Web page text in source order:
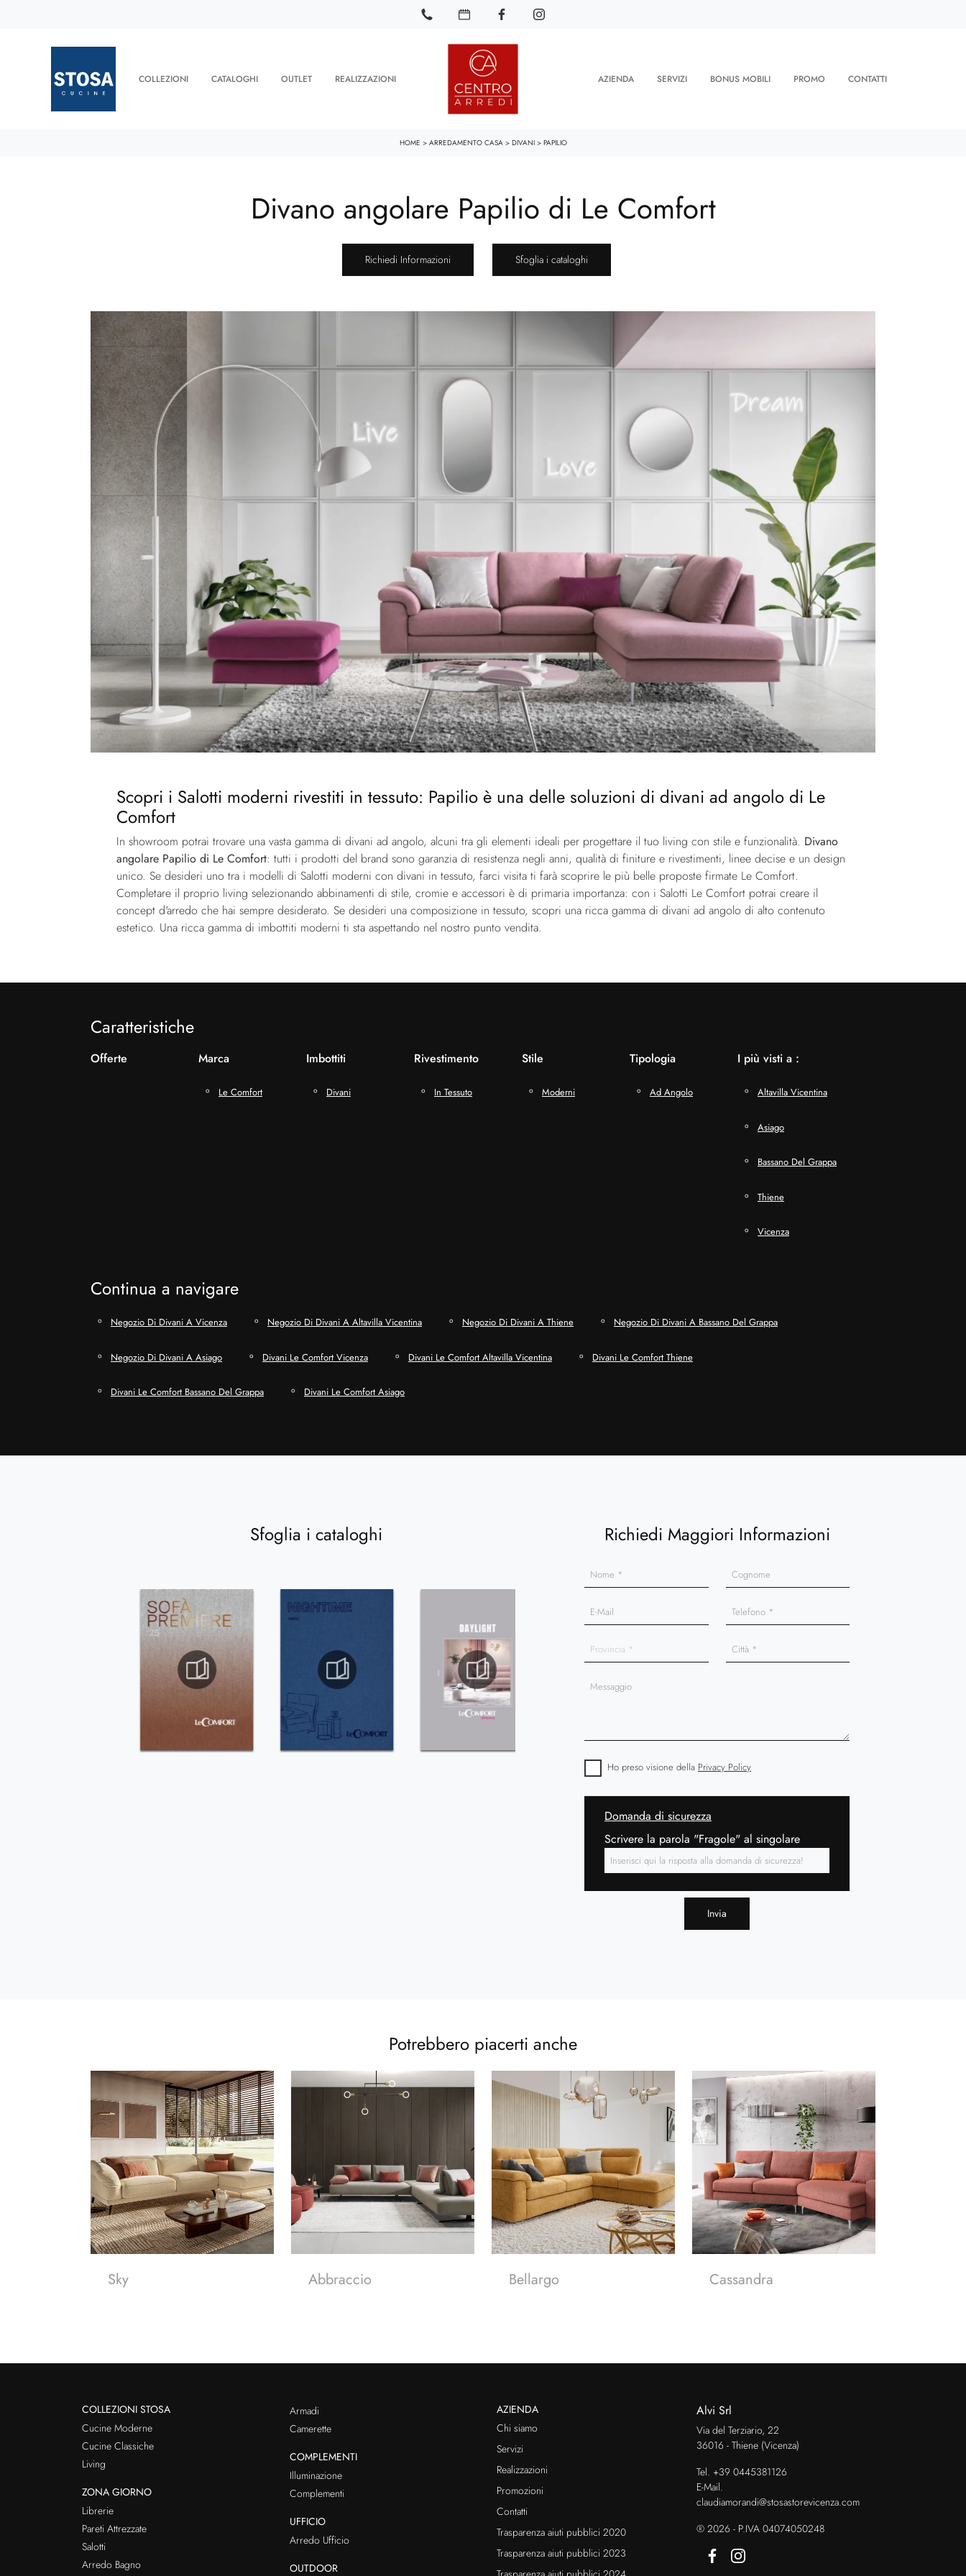
COLLEZIONI CATALOGHI OUTLET REALIZZAZIONI AZIENDA SERVIZI BONUS MOBILI PROMO CONTATTI
HOME > ARREDAMENTO CASA> DIVANI > PAPILIO
Divano angolare Papilio di Le Comfort
Richiedi Informazioni Sfoglia i cataloghi
Scopri i Salotti moderni rivestiti in tessuto: Papilio è una delle soluzioni di divani ad angolo di Le
Comfort
In showroom potrai trovare una vasta gamma di divani ad angolo, alcuni tra gli elementi ideali per progettare il tuo living con stile e funzionalità. Divano
angolare Papilio di Le Comfort: tutti i prodotti del brand sono garanzia di resistenza negli anni, qualità di finiture e rivestimenti, linee decise e un design
unico. Se desideri uno tra i modelli di Salotti moderni con divani in tessuto, farci visita ti farà scoprire le più belle proposte firmate Le Comfort.
Completare il proprio living selezionando abbinamenti di stile, cromie e accessori è di primaria importanza: con i Salotti Le Comfort potrai creare il
concept d'arredo che hai sempre desiderato. Se desideri una composizione in tessuto, scopri una ricca gamma di divani ad angolo di alto contenuto
estetico. Una ricca gamma di imbottiti moderni ti sta aspettando nel nostro punto vendita.
Caratteristiche
Offerte Marca
Le Comfort
Imbottiti
Divani
Rivestimento
In Tessuto
Stile
Moderni
Tipologia
Ad Angolo
I più visti a :
Altavilla Vicentina
Asiago
Bassano Del Grappa
Thiene
Vicenza
Continua a navigare
Negozio Di Divani A Vicenza Negozio Di Divani A Altavilla Vicentina Negozio Di Divani A Thiene Negozio Di Divani A Bassano Del Grappa
Negozio Di Divani A Asiago Divani Le Comfort Vicenza Divani Le Comfort Altavilla Vicentina Divani Le Comfort Thiene
Divani Le Comfort Bassano Del Grappa Divani Le Comfort Asiago
Sfoglia i cataloghi Richiedi Maggiori Informazioni
Ho preso visione della Privacy Policy
Domanda di sicurezza
Scrivere la parola "Fragole" al singolare
Invia
Potrebbero piacerti anche
Sky Abbraccio Bellargo Cassandra
COLLEZIONI STOSA
Cucine Moderne
Cucine Classiche
Living
ZONA GIORNO
Librerie
Pareti Attrezzate
Salotti
Arredo Bagno
Armadi
Camerette
COMPLEMENTI
Illuminazione
Complementi
UFFICIO
Arredo Ufficio
OUTDOOR
AZIENDA
Chi siamo
Servizi
Realizzazioni
Promozioni
Contatti
Trasparenza aiuti pubblici 2020
Trasparenza aiuti pubblici 2023
Alvi Srl
Via del Terziario, 22
36016 - Thiene (Vicenza)
Tel. +39 0445381126
E-Mail.
claudiamorandi@stosastorevicenza.com
® 2026 - P.IVA 04074050248